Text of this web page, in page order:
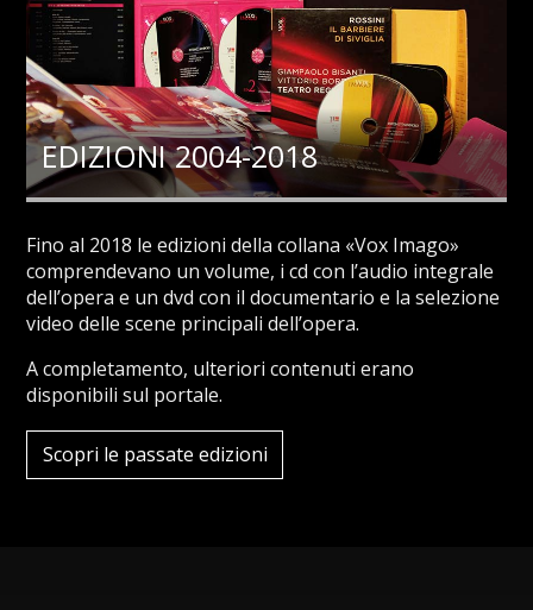
EDIZIONI 2004-2018
Fino al 2018 le edizioni della collana «Vox Imago»
comprendevano un volume, i cd con l’audio integrale
dell’opera e un dvd con il documentario e la selezione
video delle scene principali dell’opera.
A completamento, ulteriori contenuti erano
disponibili sul portale.
Scopri le passate edizioni